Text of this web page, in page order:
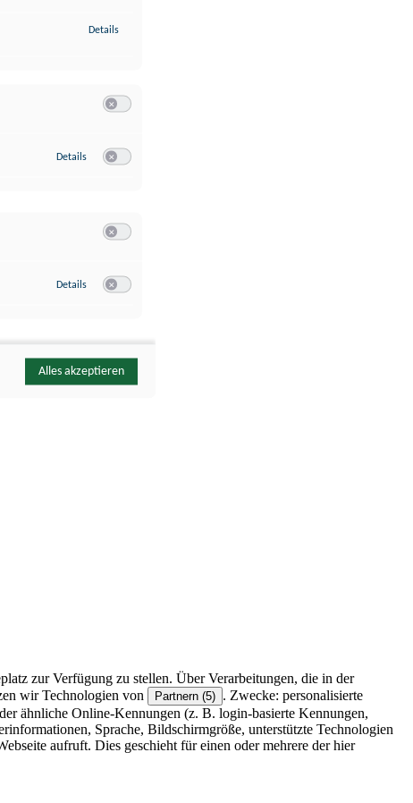
zur Verfügung zu stellen. Über Verarbeitungen, die in der
wir Technologien von Partnern (5) . Zwecke: personalisierte
ähnliche Online-Kennungen (z. B. login-basierte Kennungen,
Sprache, Bildschirmgröße, unterstützte Technologien
aufruft. Dies geschieht für einen oder mehrere der hier
Details
Details zu Google Analytics
Details zu YouTube
Alles akzeptieren